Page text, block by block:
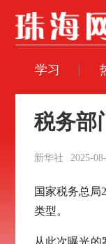
学习
税务部
新华社 2025-
国家税务总局
类型。